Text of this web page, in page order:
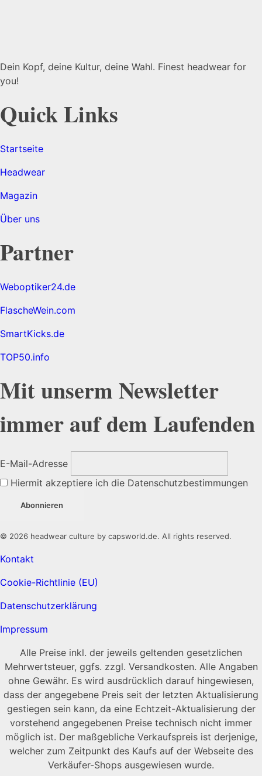
Dein Kopf, deine Kultur, deine Wahl. Finest headwear for
you!
Quick Links
Startseite
Headwear
Magazin
Über uns
Partner
Weboptiker24.de
FlascheWein.com
SmartKicks.de
TOP50.info
Mit unserm Newsletter
immer auf dem Laufenden
E-Mail-Adresse
Hiermit akzeptiere ich die Datenschutzbestimmungen
© 2026 headwear culture by capsworld.de. All rights reserved.
Kontakt
Cookie-Richtlinie (EU)
Datenschutzerklärung
Impressum
Alle Preise inkl. der jeweils geltenden gesetzlichen
Mehrwertsteuer, ggfs. zzgl. Versandkosten. Alle Angaben
ohne Gewähr. Es wird ausdrücklich darauf hingewiesen,
dass der angegebene Preis seit der letzten Aktualisierung
gestiegen sein kann, da eine Echtzeit-Aktualisierung der
vorstehend angegebenen Preise technisch nicht immer
möglich ist. Der maßgebliche Verkaufspreis ist derjenige,
welcher zum Zeitpunkt des Kaufs auf der Webseite des
Verkäufer-Shops ausgewiesen wurde.